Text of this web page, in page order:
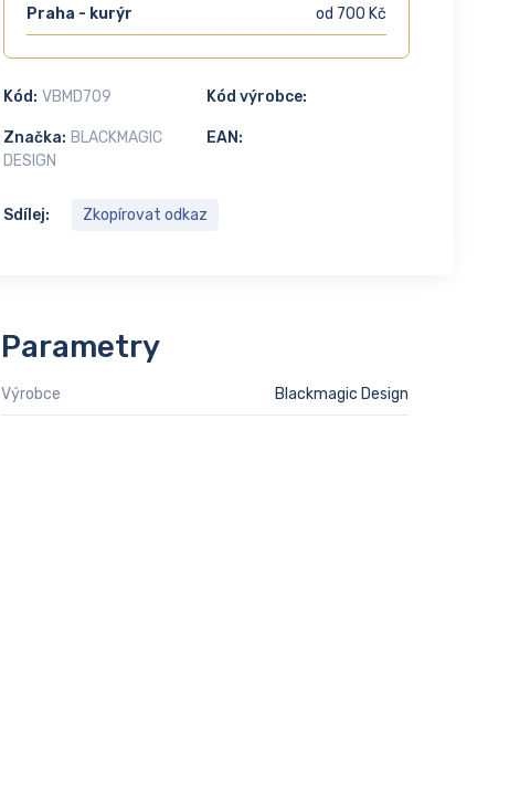
Praha - kurýr od 700 Kč
Kód: VBMD709 Kód výrobce:
EAN:
Značka: BLACKMAGIC
DESIGN
Sdílej: Zkopírovat odkaz
Parametry
Výrobce Blackmagic Design